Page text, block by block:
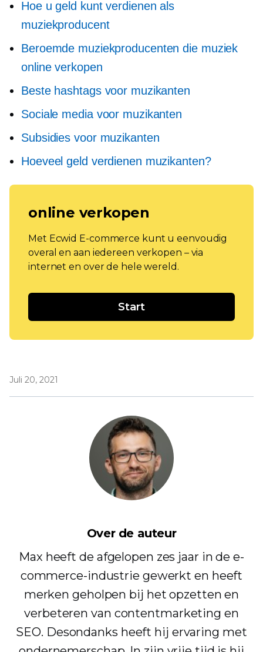
Hoe u geld kunt verdienen als
muziekproducent
Beroemde muziekproducenten die muziek
online verkopen
Beste hashtags voor muzikanten
Sociale media voor muzikanten
Subsidies voor muzikanten
Hoeveel geld verdienen muzikanten?
online verkopen
Met Ecwid E-commerce kunt u eenvoudig
overal en aan iedereen verkopen – via
internet en over de hele wereld.
Start
Juli 20, 2021
Over de auteur
Max heeft de afgelopen zes jaar in de e-
commerce-industrie gewerkt en heeft
merken geholpen bij het opzetten en
verbeteren van contentmarketing en
SEO. Desondanks heeft hij ervaring met